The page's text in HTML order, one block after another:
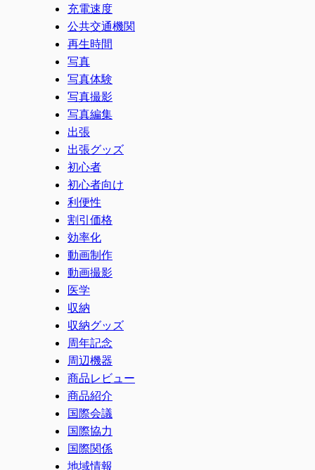
充電速度
公共交通機関
再生時間
写真
写真体験
写真撮影
写真編集
出張
出張グッズ
初心者
初心者向け
利便性
割引価格
効率化
動画制作
動画撮影
医学
収納
収納グッズ
周年記念
周辺機器
商品レビュー
商品紹介
国際会議
国際協力
国際関係
地域情報